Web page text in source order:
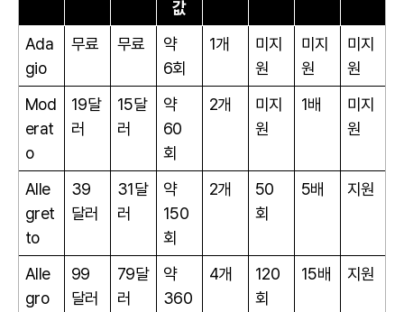
값
Ada
gio
무료 무료
약
6회
1개
미지
원
미지
원
미지
원
Mod
erat
o
19달
러
15달
러
약
60
회
2개
미지
원
1배
미지
원
Alle
gret
to
39
달러
31달
러
약
150
회
2개
50
회
5배 지원
Alle
gro
99
달러
79달
러
약
360
4개
120
회
15배 지원